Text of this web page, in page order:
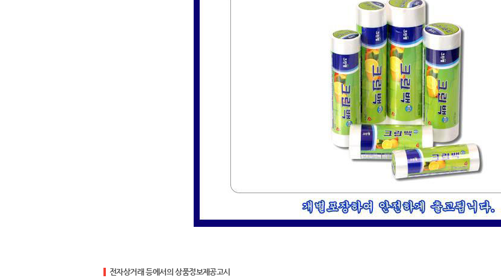
전자상거래 등에서의 상품정보제공고시